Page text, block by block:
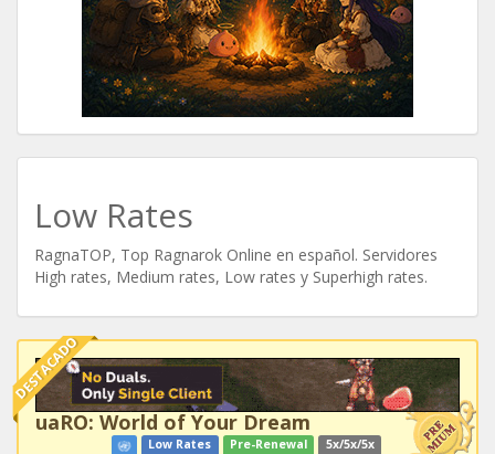
Low Rates
RagnaTOP, Top Ragnarok Online en español. Servidores
High rates, Medium rates, Low rates y Superhigh rates.
DESTACADO
uaRO: World of Your Dream
Low Rates Pre-Renewal 5x/5x/5x